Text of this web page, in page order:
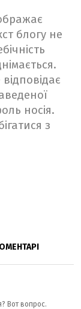
блогу не
носія.
з
Вот вопрос.